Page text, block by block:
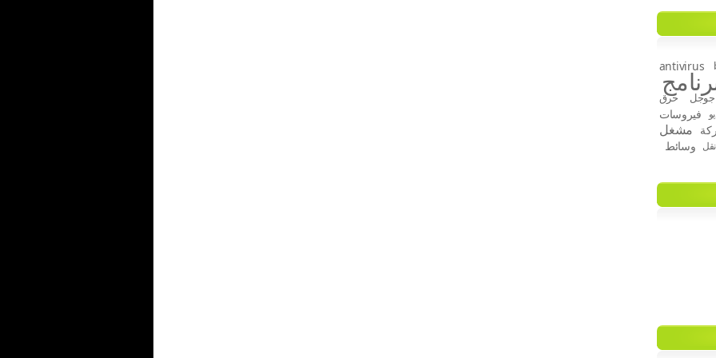
antivirus
جوجل حرق
فيروسات
مشغل
نقل وسائط